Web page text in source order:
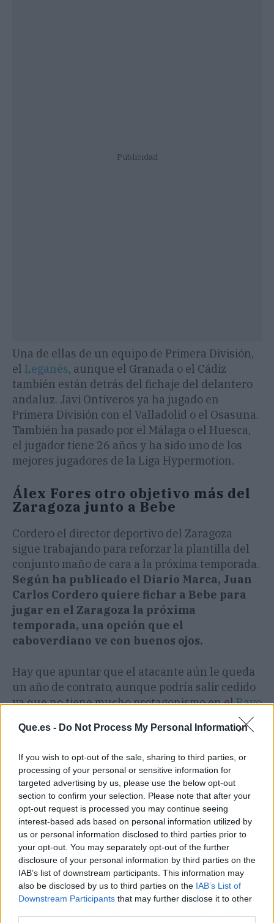
Que.es - Do Not Process My Personal Information
If you wish to opt-out of the sale, sharing to third parties, or
processing of your personal or sensitive information for
targeted advertising by us, please use the below opt-out
section to confirm your selection. Please note that after your
opt-out request is processed you may continue seeing
interest-based ads based on personal information utilized by
us or personal information disclosed to third parties prior to
your opt-out. You may separately opt-out of the further
disclosure of your personal information by third parties on the
IAB’s list of downstream participants. This information may
also be disclosed by us to third parties on the IAB’s List of
Downstream Participants that may further disclose it to other
Publicidad
Una de ellas de un equipo de Primera División,
el Leganés, aunque el Granada o el Cádiz
también están detrás del fichaje del delantero
andaluz. Javi Ontiveros ya ha jugado en
Primera División con el Valladolid o el Osasuna.
También ha pasado por el Málaga o el Huesca,
el jugador tiene 26 años y ha sido uno de los
mejores jugadores de la Liga Hypermotion.
Álex Fores otro objetivo más del
Zaragoza junto a Bebe
Cordero el director deportivo del Zaragoza
sigue trabajando para reforzar la plantilla del
conjunto maño de cara a la próxima temporada.
Según ha publicado el Diario Marca, Juan
Carlos Cordero quiere fichar a Bebe para
jugar en el Zaragoza la próxima
temporada, una opción que el
caboverdiano ve con buenos ojos.
Hay que apuntar que el atacante aún le queda
un año de contrato, aunque podría salir cedido
ya que no tiene mucho protagonismo en elRayo
. El delantero ya sabe lo que es jugar
en la Romareda, lo que le permitiría tener una
la afición zaragozista muy rápido gracias a sus
golazos.
Artículo anterior
Braithwaite se aplica
clausulazo a sí mismo
para salir del Espanyol
Artículo siguiente
La salida de Dest da aire
al FC Barcelona